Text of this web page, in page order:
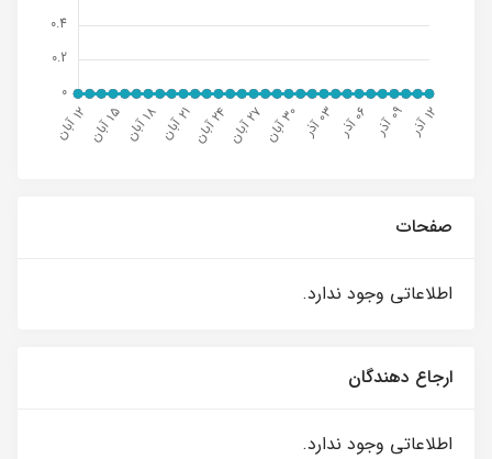
صفحات
اطلاعاتی وجود ندارد.
ارجاع دهندگان
اطلاعاتی وجود ندارد.